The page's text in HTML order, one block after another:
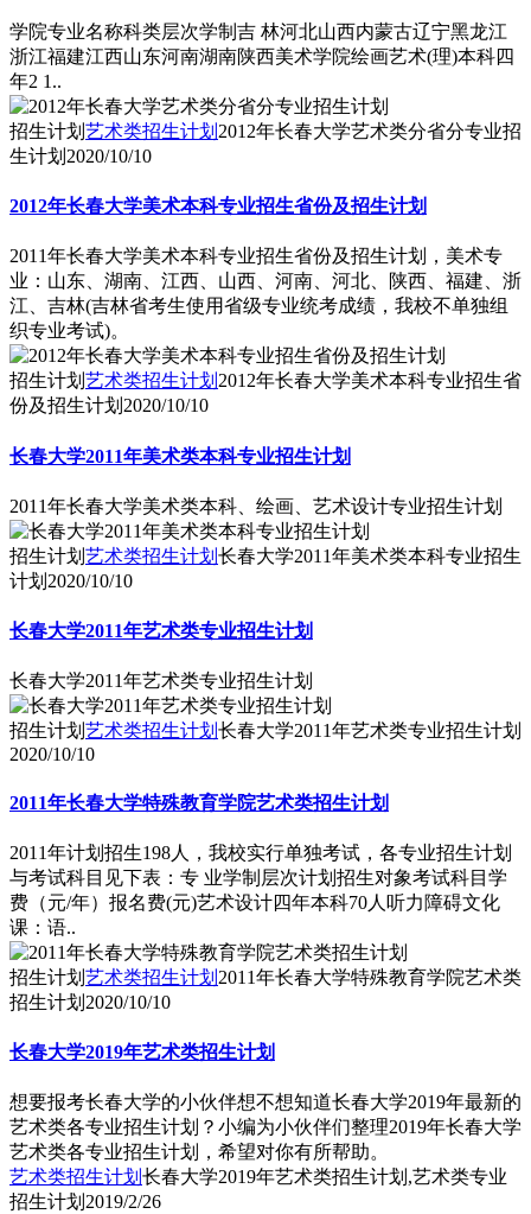
学院专业名称科类层次学制吉 林河北山西内蒙古辽宁黑龙江
浙江福建江西山东河南湖南陕西美术学院绘画艺术(理)本科四
年2 1..
招生计划 艺术类招生计划 2012年长春大学艺术类分省分专业招
生计划 2020/10/10
2012年长春大学美术本科专业招生省份及招生计划
2011年长春大学美术本科专业招生省份及招生计划，美术专
业：山东、湖南、江西、山西、河南、河北、陕西、福建、浙
江、吉林(吉林省考生使用省级专业统考成绩，我校不单独组
织专业考试)。
招生计划 艺术类招生计划 2012年长春大学美术本科专业招生省
份及招生计划 2020/10/10
长春大学2011年美术类本科专业招生计划
2011年长春大学美术类本科、绘画、艺术设计专业招生计划
招生计划 艺术类招生计划 长春大学2011年美术类本科专业招生
计划 2020/10/10
长春大学2011年艺术类专业招生计划
长春大学2011年艺术类专业招生计划
招生计划 艺术类招生计划 长春大学2011年艺术类专业招生计划
2020/10/10
2011年长春大学特殊教育学院艺术类招生计划
2011年计划招生198人，我校实行单独考试，各专业招生计划
与考试科目见下表：专 业学制层次计划招生对象考试科目学
费（元/年）报名费(元)艺术设计四年本科70人听力障碍文化
课：语..
招生计划 艺术类招生计划 2011年长春大学特殊教育学院艺术类
招生计划 2020/10/10
长春大学2019年艺术类招生计划
想要报考长春大学的小伙伴想不想知道长春大学2019年最新的
艺术类各专业招生计划？小编为小伙伴们整理2019年长春大学
艺术类各专业招生计划，希望对你有所帮助。
艺术类招生计划 长春大学2019年艺术类招生计划,艺术类专业
招生计划 2019/2/26